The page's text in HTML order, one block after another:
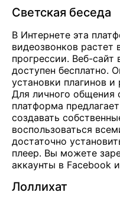
Светская беседа
В Интернете эта
видеозвонков растет
прогрессии. Веб-сайт
доступен бесплатно.
установки плагинов
Для личного
платформа
создавать
воспользоваться
достаточно
плеер. Вы можете
аккаунты в Facebook
Лоллихат